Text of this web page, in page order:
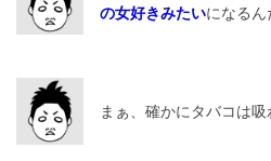
の女好きみたいになる
まぁ、確かにタバコは吸